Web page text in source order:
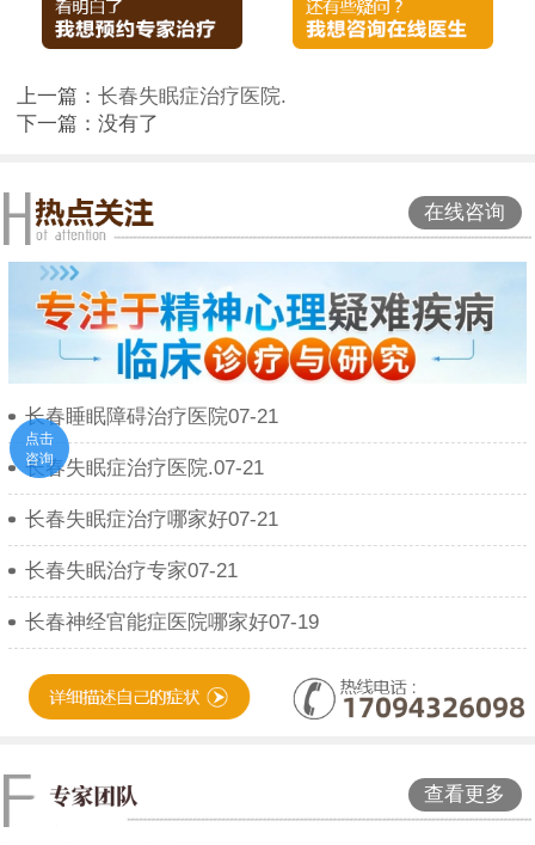
上一篇： 长春失眠症治疗医院.
下一篇：没有了
在线咨询
长春睡眠障碍治疗医院07-21
长春失眠症治疗医院.07-21
长春失眠症治疗哪家好07-21
长春失眠治疗专家07-21
长春神经官能症医院哪家好07-19
查看更多
点击
咨询